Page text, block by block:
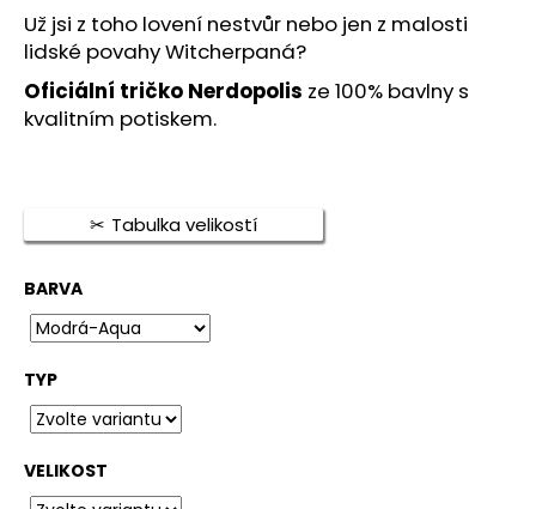
hvězdiček.
Už jsi z toho lovení nestvůr nebo jen z malosti
lidské povahy Witcherpaná?
Oficiální tričko Nerdopolis ze 100% bavlny s
kvalitním potiskem.
Tabulka velikostí
BARVA
TYP
VELIKOST
HLEDAT
o
u
č
u
j
e
m